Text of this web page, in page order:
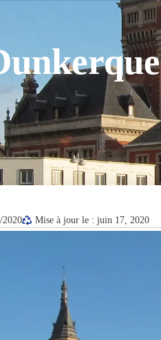
2020 Mise à jour le : juin 17, 2020